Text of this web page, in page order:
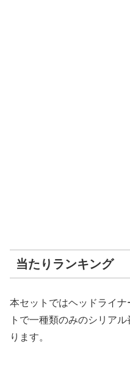
当たりランキング
本セットではヘッドライ
トで一種類のみのシリア
ります。